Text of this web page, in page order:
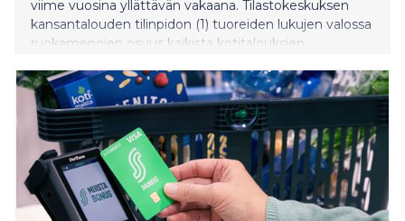
viime vuosina yllättävän vakaana. Tilastokeskuksen
kansantalouden tilinpidon (1) tuoreiden lukujen valossa
ruokamenojen osuus kaikista kotitalouksien
vuonna 2024 osuus oli 12,5 prosenttia. Muutos on
maltillinen ja perustuu ennakkotietoihin, mutta se
poikkeaa pidemmän aikavälin kehityksestä, jossa
ruuan osuus kulutusmenoista on yleensä pienentynyt
tulojen kasvaessa. 2020-luvulla kehitys on kääntynyt.
Viime vuoden osuus oli korkein taso 2000-luvulla
sitten vuoden 2009.